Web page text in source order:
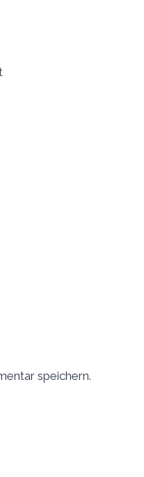
speichern.